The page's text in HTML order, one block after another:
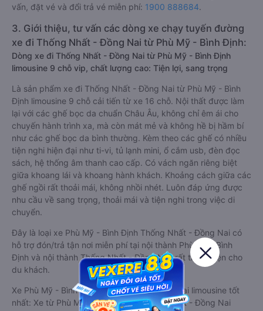
vấn, đặt vé và đổi trả vé miễn phí: 1900 888684.
3. Giới thiệu, tư vấn các dòng xe chạy tuyến đường
xe đi Thống Nhất - Đồng Nai từ Phù Mỹ - Bình Định:
Dòng xe đi Thống Nhất - Đồng Nai từ Phù Mỹ - Bình Định
limousine 9 chỗ vip, chất lượng cao: Tiện lợi, sang trọng
Là sản phẩm xe đi Thống Nhất - Đồng Nai từ Phù Mỹ - Bình
Định limousine 9 chỗ cải tiến từ xe 16 chỗ. Nội thất được làm
lại với các ghế bọc da chuẩn Châu Âu, không chỉ êm ái cho
chuyến hành trình xa, mà còn mát mẻ và không hề bị hầm bí
như các ghế bọc da bình thường. Kèm theo các ghế có nhiều
tiện nghi hiện đại như ti-vi, tủ lạnh mini, ổ cắm usb, đèn đọc
sách, hệ thống âm thanh cao cấp. Có vách ngăn riêng biệt
giữa khoang lái và khoang hành khách. Khoảng cách giữa các
ghế ngồi rất thoải mái, không nhồi nhét. Luôn đáp ứng được
nhu cầu về sang trọng, thoải mái và tiện nghi trong việc di
chuyển.
Đây là loại xe Phù Mỹ - Bình Định Thống Nhất - Đồng Nai có
hỗ trợ đón/trả tận nơi miễn phí tại nội thành Phù Mỹ - Bình
Định và nội thành Thống Nhất - Đồng Nai, rất thuận tiện cho
du khách.
Xe Phù Mỹ - Bình Định Thống Nhất - Đồng Nai limousine tốt
nhất: Xe từ Phù Mỹ - Bình Định đi Thống Nhất - Đồng Nai